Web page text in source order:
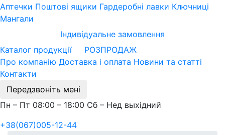
Аптечки Поштові ящики Гардеробні лавки Ключниці
Мангали
Індивідуальне замовлення
Каталог продукції
РОЗПРОДАЖ
Про компанію Доставка і оплата Новини та статті
Контакти
Передзвоніть мені
Пн – Пт 08:00 – 18:00 Сб – Нед выхідний
+38(067)005-12-44